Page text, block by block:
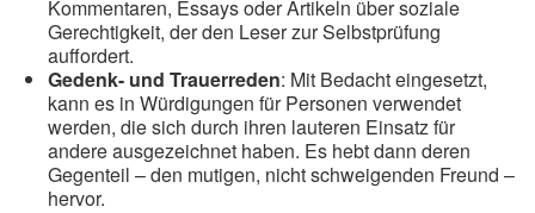
Kommentaren, Essays oder Artikeln über soziale
Gerechtigkeit, der den Leser zur Selbstprüfung
auffordert.
Gedenk- und Trauerreden: Mit Bedacht eingesetzt,
kann es in Würdigungen für Personen verwendet
werden, die sich durch ihren lauteren Einsatz für
andere ausgezeichnet haben. Es hebt dann deren
Gegenteil – den mutigen, nicht schweigenden Freund –
hervor.